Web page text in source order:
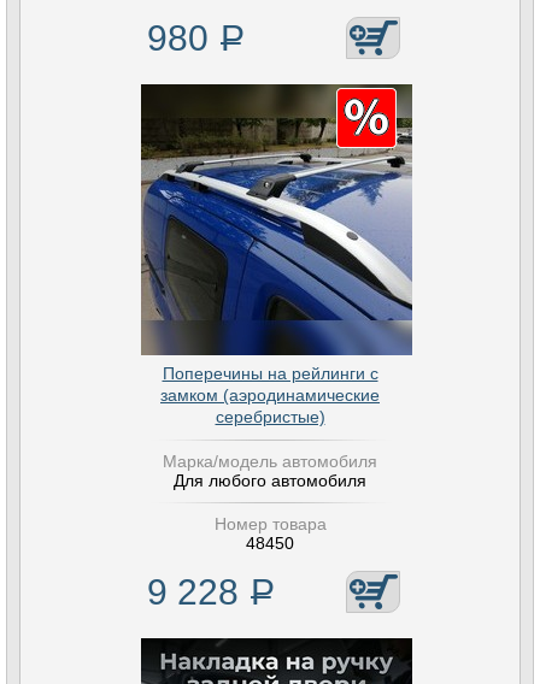
980 Р
Поперечины на рейлинги с
замком (аэродинамические
серебристые)
Марка/модель автомобиля
Для любого автомобиля
Номер товара
48450
9 228 Р